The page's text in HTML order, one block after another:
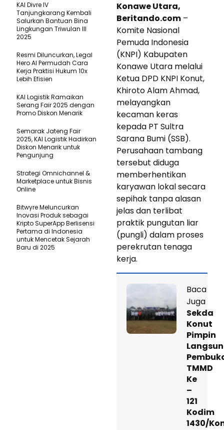
Konawe Utara,
Beritando.com –
Komite Nasional
Pemuda Indonesia
(KNPI) Kabupaten
Konawe Utara melalui
Ketua DPD KNPI Konut,
Khiroto Alam Ahmad,
melayangkan
kecaman keras
kepada PT Sultra
Sarana Bumi (SSB).
Perusahaan tambang
tersebut diduga
memberhentikan
karyawan lokal secara
sepihak tanpa alasan
jelas dan terlibat
praktik pungutan liar
(pungli) dalam proses
perekrutan tenaga
kerja.
Baca
Juga
Sekda
Konut
Pimpin
TMMD
Ke
–
121
Kodim
1430/
KAI Divre IV
Tanjungkarang Kembali
Salurkan Bantuan Bina
Lingkungan Triwulan III
2025
Resmi Diluncurkan, Legal
Hero AI Permudah Cara
Kerja Praktisi Hukum 10x
Lebih Efisien
KAI Logistik Ramaikan
Serang Fair 2025 dengan
Promo Diskon Menarik
Semarak Jateng Fair
2025, KAI Logistik Hadirkan
Diskon Menarik untuk
Pengunjung
Strategi Omnichannel &
Marketplace untuk Bisnis
Online
Bitwyre Meluncurkan
Inovasi Produk sebagai
Kripto SuperApp Berlisensi
Pertama di Indonesia
untuk Mencetak Sejarah
Baru di 2025